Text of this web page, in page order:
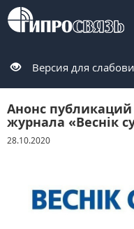
Версия для
Анонс
журнала «Веснiк
28.10.2020